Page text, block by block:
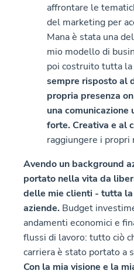
affrontare le
del marketing per
Mana è stata una
mio modello di
poi costruito tutta
sempre risposto al
propria presenza
una comunicazione
forte. Creativa e al
raggiungere i propri
Avendo un background
portato nella vita da
delle mie clienti - tutta
aziende. Budget
andamenti economici e
flussi di lavoro: tutto ciò
carriera è stato portato a
Con la mia visione e la